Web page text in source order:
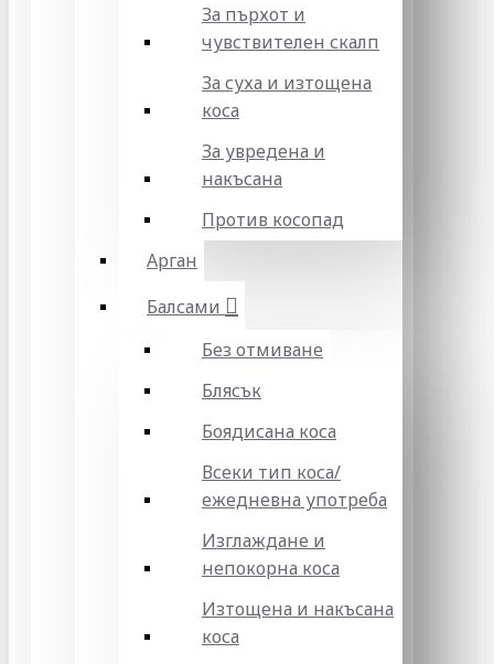
За пърхот и
чувствителен скалп
За суха и изтощена
коса
За увредена и
накъсана
Против косопад
Арган
Балсами
Без отмиване
Блясък
Боядисана коса
Всеки тип коса/
ежедневна употреба
Изглаждане и
непокорна коса
Изтощена и накъсана
коса